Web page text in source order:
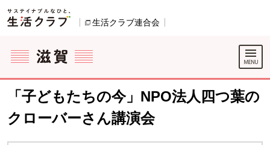
ページの先頭です。
生活クラブ連合会
ここからサイト内共通メニューです。
サイト内共通メニューをスキップする
サイト内共通メニューここまで。
「子どもたちの今」NPO法人四つ葉の
クローバーさん講演会